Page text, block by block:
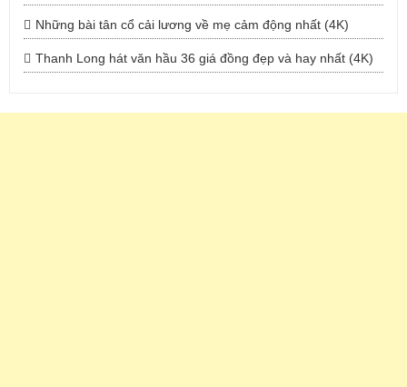
Những bài tân cổ cải lương về mẹ cảm động nhất (4K)
Thanh Long hát văn hầu 36 giá đồng đẹp và hay nhất (4K)